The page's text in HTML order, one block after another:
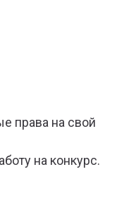
права на свой
на конкурс.